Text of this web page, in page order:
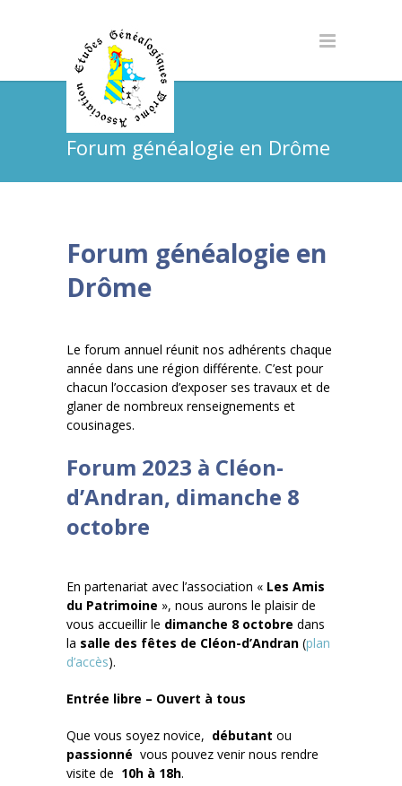
Forum généalogie en Drôme
Forum généalogie en
Drôme
Le forum annuel réunit nos adhérents chaque
année dans une région différente. C’est pour
chacun l’occasion d’exposer ses travaux et de
glaner de nombreux renseignements et
cousinages.
Forum 2023 à Cléon-
d’Andran, dimanche 8
octobre
En partenariat avec l’association « Les Amis
du Patrimoine », nous aurons le plaisir de
vous accueillir le dimanche 8 octobre dans
la salle des fêtes de Cléon-d’Andran (plan
d’accès).
Entrée libre – Ouvert à tous
Que vous soyez novice, débutant ou
passionné vous pouvez venir nous rendre
visite de 10h à 18h.